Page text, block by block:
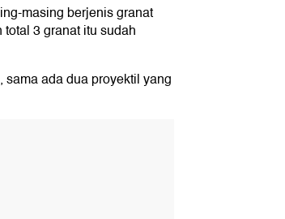
masing berjenis granat
3 granat itu sudah
ada dua proyektil yang